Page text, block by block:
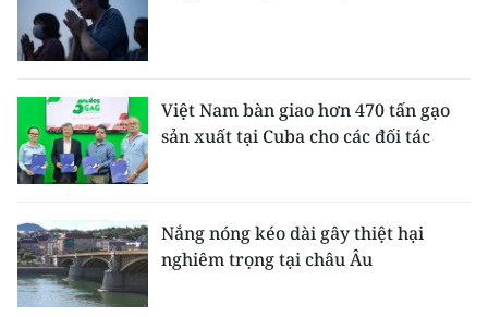
Việt Nam bàn giao hơn 470 tấn gạo
sản xuất tại Cuba cho các đối tác
Nắng nóng kéo dài gây thiệt hại
nghiêm trọng tại châu Âu